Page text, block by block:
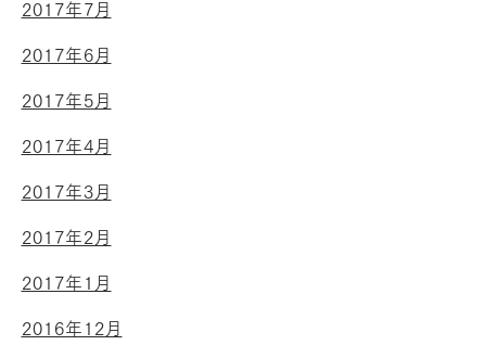
2017年7月
2017年6月
2017年5月
2017年4月
2017年3月
2017年2月
2017年1月
2016年12月